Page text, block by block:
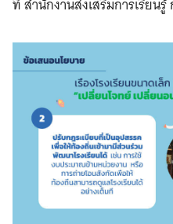
ที่ สำนักงานส่งเสริมการเรียน